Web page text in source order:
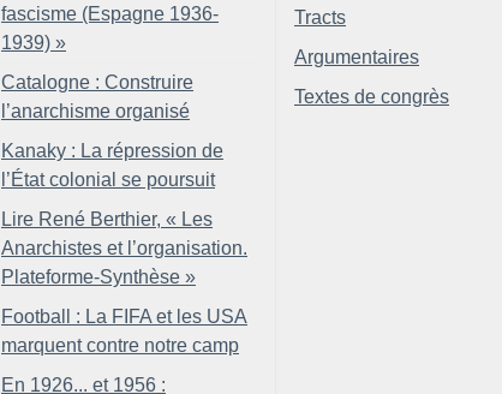
fascisme (Espagne 1936-
1939) »
Catalogne : Construire
l’anarchisme organisé
Kanaky : La répression de
l’État colonial se poursuit
Lire René Berthier, « Les
Anarchistes et l’organisation.
Plateforme-Synthèse »
Football : La FIFA et les USA
marquent contre notre camp
En 1926... et 1956 :
Tracts
Argumentaires
Textes de congrès